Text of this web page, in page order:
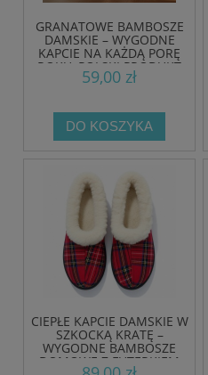
GRANATOWE BAMBOSZE
DAMSKIE – WYGODNE
KAPCIE NA KAŻDĄ PORĘ
ROKU, POLSKI PRODUKT
59,00 zł
DO KOSZYKA
CIEPŁE KAPCIE DAMSKIE W
SZKOCKĄ KRATĘ –
WYGODNE BAMBOSZE
DOMOWE Z FUTERKIEM